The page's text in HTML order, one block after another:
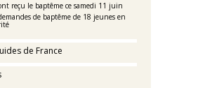
reçu le baptême ce samedi 11 juin
de baptême de 18 jeunes en
de France